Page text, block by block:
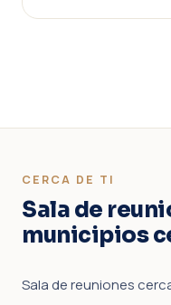
CERCA DE TI
Sala de
municipios
Sala de reuniones